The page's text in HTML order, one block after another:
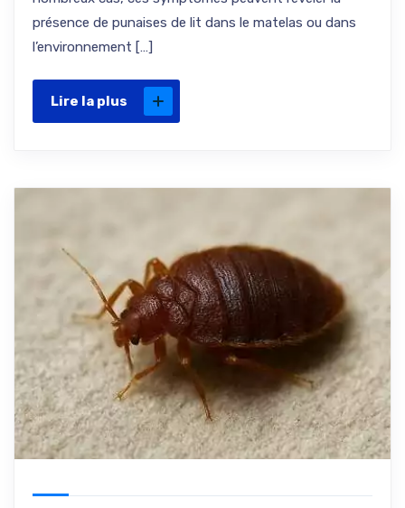
présence de punaises de lit dans le matelas ou dans
l’environnement […]
Lire la plus